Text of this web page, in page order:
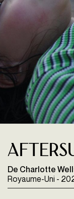
De Charlotte
Royaume-Uni -